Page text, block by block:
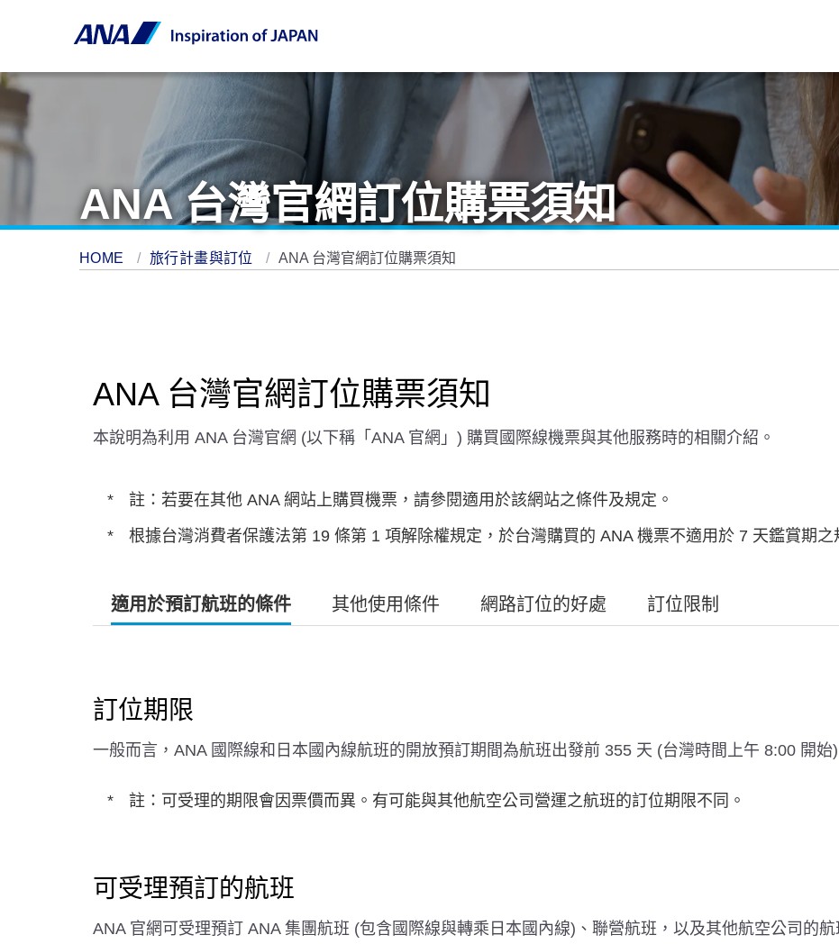
ANA 台灣官網訂位購票須知
HOME 旅行計畫與訂位 ANA 台灣官網訂位購票須知
ANA 台灣官網訂位購票須知
本說明為利用 ANA 台灣官網 (以下稱「ANA 官網」) 購買國際線機票與其他服務時的相關介紹。
註：若要在其他 ANA 網站上購買機票，請參閱適用於該網站之條件及規定。
根據台灣消費者保護法第 19 條第 1 項解除權規定，於台灣購買的 ANA 機票不適用於 7 天鑑賞期之
適用於預訂航班的條件 其他使用條件 網路訂位的好處 訂位限制
訂位期限
一般而言，ANA 國際線和日本國內線航班的開放預訂期間為航班出發前 355 天 (台灣時間上午 8:00 開始
註：可受理的期限會因票價而異。有可能與其他航空公司營運之航班的訂位期限不同。
可受理預訂的航班
ANA 官網可受理預訂 ANA 集團航班 (包含國際線與轉乘日本國內線)、聯營航班，以及其他航空公司的航